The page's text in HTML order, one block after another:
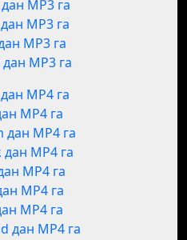
MP3 га
MP3 га
MP3 га
MP3 га
MP4 га
MP4 га
MP4 га
MP4 га
MP4 га
MP4 га
MP4 га
дан MP4 га